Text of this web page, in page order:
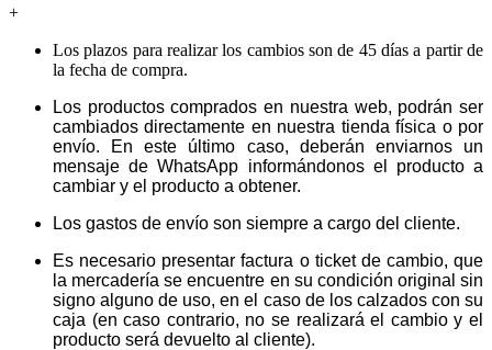
+
Los plazos para realizar los cambios son de 45 días a partir de
la fecha de compra.
Los productos comprados en nuestra web, podrán ser
cambiados directamente en nuestra tienda física o por
envío. En este último caso, deberán enviarnos un
mensaje de WhatsApp informándonos el producto a
cambiar y el producto a obtener.
Los gastos de envío son siempre a cargo del cliente.
Es necesario presentar factura o ticket de cambio, que
la mercadería se encuentre en su condición original sin
signo alguno de uso, en el caso de los calzados con su
caja (en caso contrario, no se realizará el cambio y el
producto será devuelto al cliente).